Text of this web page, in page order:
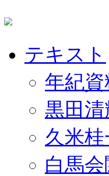
テキスト
年紀
黒田
久米
白馬